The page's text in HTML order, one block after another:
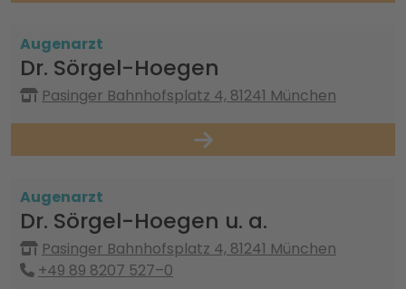
Augenarzt
Dr. Sörgel-Hoegen
Pasinger Bahnhofsplatz 4, 81241 München
Augenarzt
Dr. Sörgel-Hoegen u. a.
Pasinger Bahnhofsplatz 4, 81241 München
+49 89 8207 527–0